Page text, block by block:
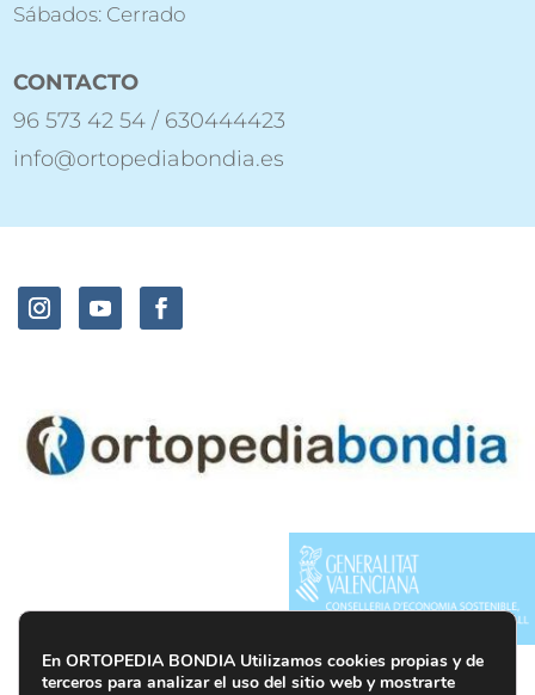
Sábados: Cerrado
CONTACTO
96 573 42 54 / 630444423
info@ortopediabondia.es
En ORTOPEDIA BONDIA Utilizamos cookies propias y de
terceros para analizar el uso del sitio web y mostrarte